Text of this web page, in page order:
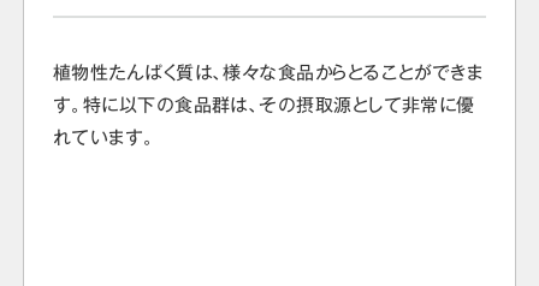
植物性たんぱく質は、様々な食品からとることができま
す。特に以下の食品群は、その摂取源として非常に優
れています。